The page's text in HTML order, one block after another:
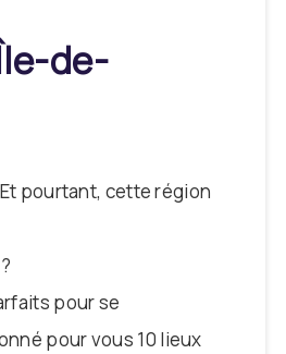
de-
pourtant, cette région
pour se
pour vous 10 lieux